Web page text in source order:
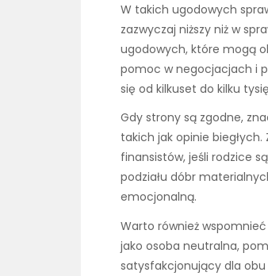
W takich ugodowych
zazwyczaj niższy niż w
ugodowych, które mogą
pomoc w negocjacjach i
się od kilkuset do kilku
Gdy strony są zgodne,
takich jak opinie
finansistów, jeśli rodzice
podziału dóbr
emocjonalną.
Warto również
jako osoba neutralna,
satysfakcjonujący dla obu